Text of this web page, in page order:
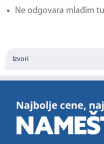
Ne odgovara mlađim
Izvori